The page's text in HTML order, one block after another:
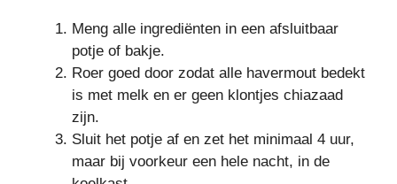
Meng alle ingrediënten in een afsluitbaar
potje of bakje.
Roer goed door zodat alle havermout bedekt
is met melk en er geen klontjes chiazaad
zijn.
Sluit het potje af en zet het minimaal 4 uur,
maar bij voorkeur een hele nacht, in de